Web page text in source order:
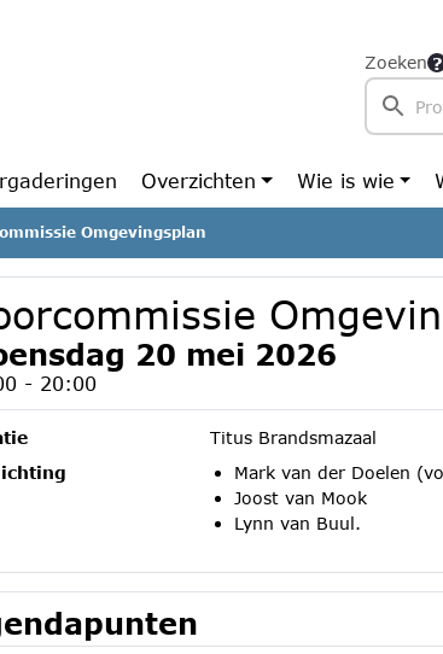
Zoeken
Overzichten Wie is wie
Omgevingsplan
20 mei 2026
- 20:00
Titus Brandsmazaal
Mark van der Doelen
Joost van Mook
Lynn van Buul.